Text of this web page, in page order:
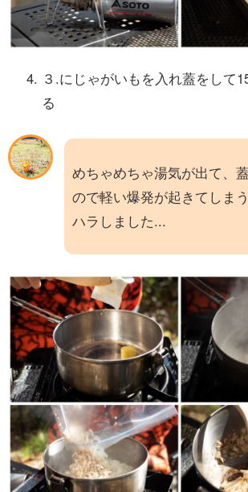
３.にじゃがいもを入れ蓋をして
る
めちゃめちゃ湯気が出て、
ので軽い爆発が起きてしま
ハラしました...